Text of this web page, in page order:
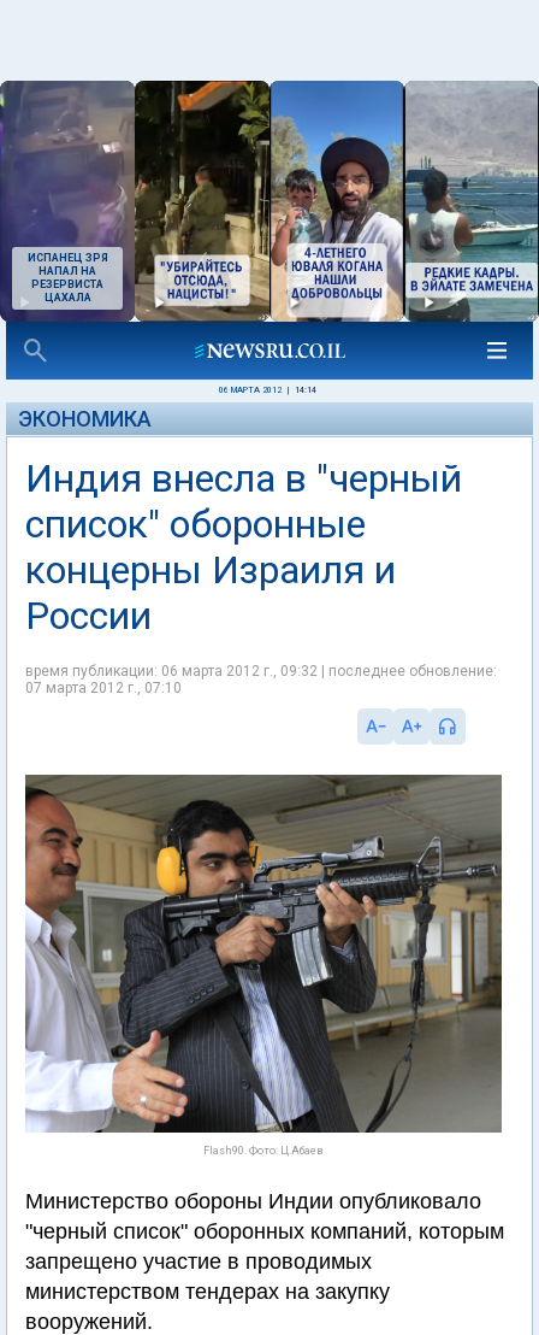
ИСПАНЕЦ ЗРЯ
НАПАЛ НА
РЕЗЕРВИСТА
ЦАХАЛА
06 МАРТА 2012 14:14
ЭКОНОМИКА
Индия внесла в "черный
список" оборонные
концерны Израиля и
России
время публикации: 06 марта 2012 г., 09:32 | последнее обновление:
07 марта 2012 г., 07:10
Flash90. Фото: Ц.Абаев
Министерство обороны Индии опубликовало
"черный список" оборонных компаний, которым
запрещено участие в проводимых
министерством тендерах на закупку
вооружений.